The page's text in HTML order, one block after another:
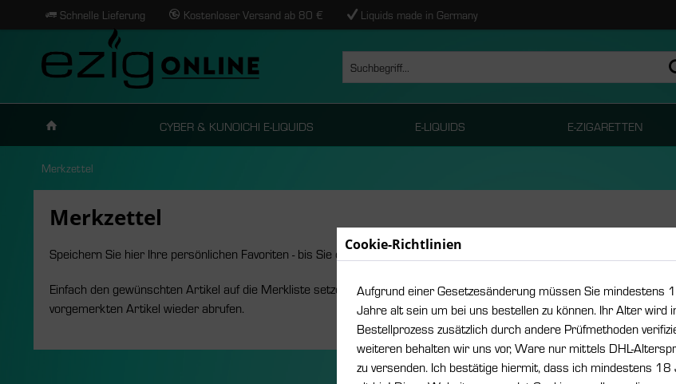
Schnelle Lieferung Kostenloser Versand ab 80 € Liquids made in Germany
CYBER & KUNOICHI E-LIQUIDS E-LIQUIDS E-ZIGARETTEN
Merkzettel
Merkzettel
Speichern Sie hier Ihre persönlichen Favoriten - bis Sie das nächste Mal bei uns sind.
Einfach den gewünschten Artikel auf die Merkliste setzen und ezig Online speichert für Sie automatisch Ihre
vorgemerkten Artikel wieder abrufen.
Cookie-Richtlinien
Aufgrund einer Gesetzesänderung müssen Sie mindestens
Jahre alt sein um bei uns bestellen zu können. Ihr Alter wird
Bestellprozess zusätzlich durch andere Prüfmethoden
weiteren behalten wir uns vor, Ware nur mittels DHL-
zu versenden. Ich bestätige hiermit, dass ich mindestens 18